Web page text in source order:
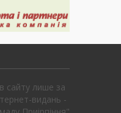
сайту лише за
видань -